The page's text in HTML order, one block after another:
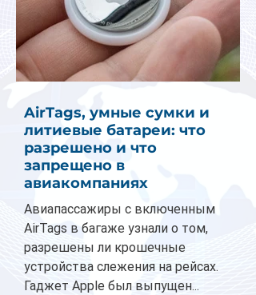
AirTags, умные сумки и
литиевые батареи: что
разрешено и что
запрещено в
авиакомпаниях
Авиапассажиры с включенным
AirTags в багаже узнали о том,
разрешены ли крошечные
устройства слежения на рейсах.
Гаджет Apple был выпущен...